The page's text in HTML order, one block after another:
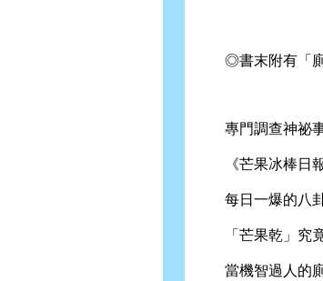
◎書末附有「廁所
專門調查神祕事
《芒果冰棒日報
每日一爆的八卦
「芒果乾」究竟
當機智過人的廁